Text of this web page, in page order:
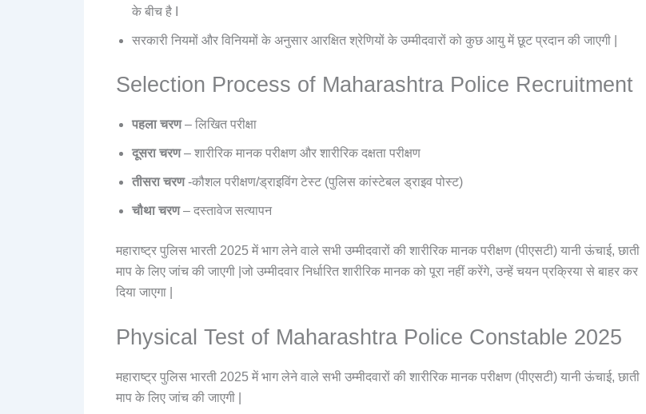
के बीच है I
सरकारी नियमों और विनियमों के अनुसार आरक्षित श्रेणियों के उम्मीदवारों को कुछ आयु में छूट प्रदान की जाएगी |
Selection Process of Maharashtra Police Recruitment
पहला चरण– लिखित परीक्षा
दूसरा चरण– शारीरिक मानक परीक्षण और शारीरिक दक्षता परीक्षण
तीसरा चरण-कौशल परीक्षण/ड्राइविंग टेस्ट (पुलिस कांस्टेबल ड्राइव पोस्ट)
चौथा चरण– दस्तावेज सत्यापन
महाराष्ट्र पुलिस भारती 2025 में भाग लेने वाले सभी उम्मीदवारों की शारीरिक मानक परीक्षण (पीएसटी) यानी ऊंचाई, छाती
माप के लिए जांच की जाएगी |जो उम्मीदवार निर्धारित शारीरिक मानक को पूरा नहीं करेंगे, उन्हें चयन प्रक्रिया से बाहर कर
दिया जाएगा |
Physical Test of Maharashtra Police Constable 2025
महाराष्ट्र पुलिस भारती 2025 में भाग लेने वाले सभी उम्मीदवारों की शारीरिक मानक परीक्षण (पीएसटी) यानी ऊंचाई, छाती
माप के लिए जांच की जाएगी |